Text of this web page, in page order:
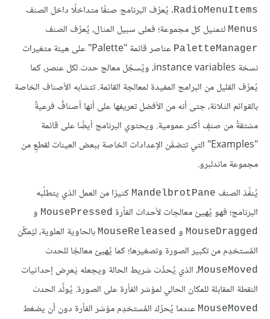
RadioMenuItems. يُعرِّف البرنامج صنفًا متداخلًا داخل الصنف
Menus لتمثيل كل مجموعة؛ فعلى سبيل المثال، يُعرِّف الصنف
PaletteManager
عناصر قائمة "Palette" على هيئة متغيرات
نسخة instance variables، ويُسجِّل معالج حدث لكل عنصر، كما
يُعرِّف القليل من البرامج المفيدة لمعالجة القائمة. تتشابه الأصناف الخاصة
بالقوائم الثلاثة، جتى أنه من الأفضل تعريفها على أنها أصنافٌ فرعيةٌ
مشتقةٌ من صنفٍ أكثر عمومية. ويحتوي البرنامج أيضًا على قائمة
"Examples" التي تتضمَّن الإعدادات الخاصة ببعض العينات لقطعٍ من
مجموعة ماندلبرو.
يُنفِّذ الصنف MandelbrotPane كثيرًا من العمل الذي يتطلّبه
البرنامج؛ فهو يُهيئ معالجات لأحداث الفأرة MousePressed و
MouseDragged و MouseReleased بالحاوية العلوية، ليُمكِّن
المُستخدِم من تكبير الصورة وتصغيرها؛ كما يُهيئ معالجًا للحدث
MouseMoved، الذي يُحدِّث شريط الحالة ويجعله يَعرِض إحداثيات
النقطة المقابلة للمكان الحالي لمؤشر الفأرة على الصورة. يُولَّد الحدث
MouseMoved عندما يُحرِّك المُستخدِم مؤشر الفأرة دون أن يضغط